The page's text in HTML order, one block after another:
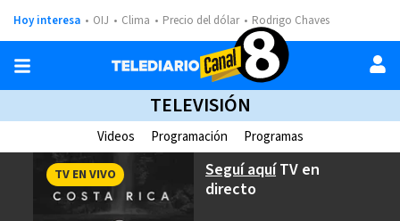
Hoy interesa OIJ Clima Precio del dólar Rodrigo Chaves
TELEVISIÓN
Videos Programación Programas
Seguí aquíTV en
directo
TV EN VIVO